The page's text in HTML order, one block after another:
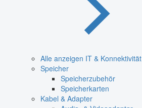
Alle anzeigen IT & Konnektivität
Speicher
Speicherzubehör
Speicherkarten
Kabel & Adapter